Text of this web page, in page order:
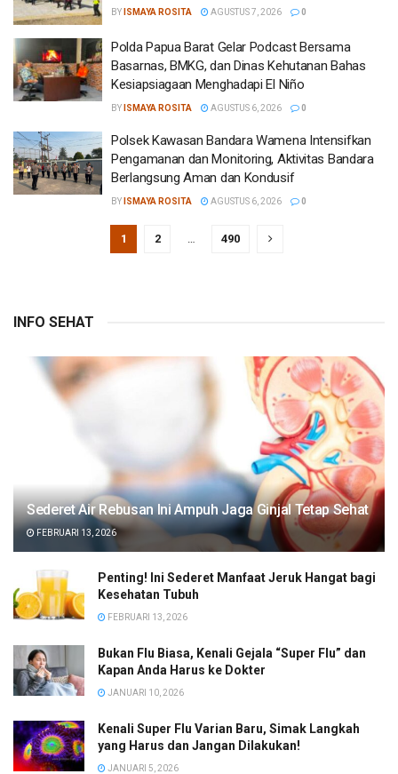
BY ISMAYA ROSITA AGUSTUS 7, 2026 0
Polda Papua Barat Gelar Podcast Bersama
Basarnas, BMKG, dan Dinas Kehutanan Bahas
Kesiapsiagaan Menghadapi El Niño
BY ISMAYA ROSITA AGUSTUS 6, 2026 0
Polsek Kawasan Bandara Wamena Intensifkan
Pengamanan dan Monitoring, Aktivitas Bandara
Berlangsung Aman dan Kondusif
BY ISMAYA ROSITA AGUSTUS 6, 2026 0
1 2 490
INFO SEHAT
Sederet Air Rebusan Ini Ampuh Jaga Ginjal Tetap Sehat
FEBRUARI 13, 2026
Penting! Ini Sederet Manfaat Jeruk Hangat bagi
Kesehatan Tubuh
FEBRUARI 13, 2026
Bukan Flu Biasa, Kenali Gejala “Super Flu” dan
Kapan Anda Harus ke Dokter
JANUARI 10, 2026
Kenali Super Flu Varian Baru, Simak Langkah
yang Harus dan Jangan Dilakukan!
JANUARI 5, 2026